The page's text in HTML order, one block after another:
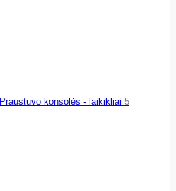
Praustuvo konsolės - laikikliai 5